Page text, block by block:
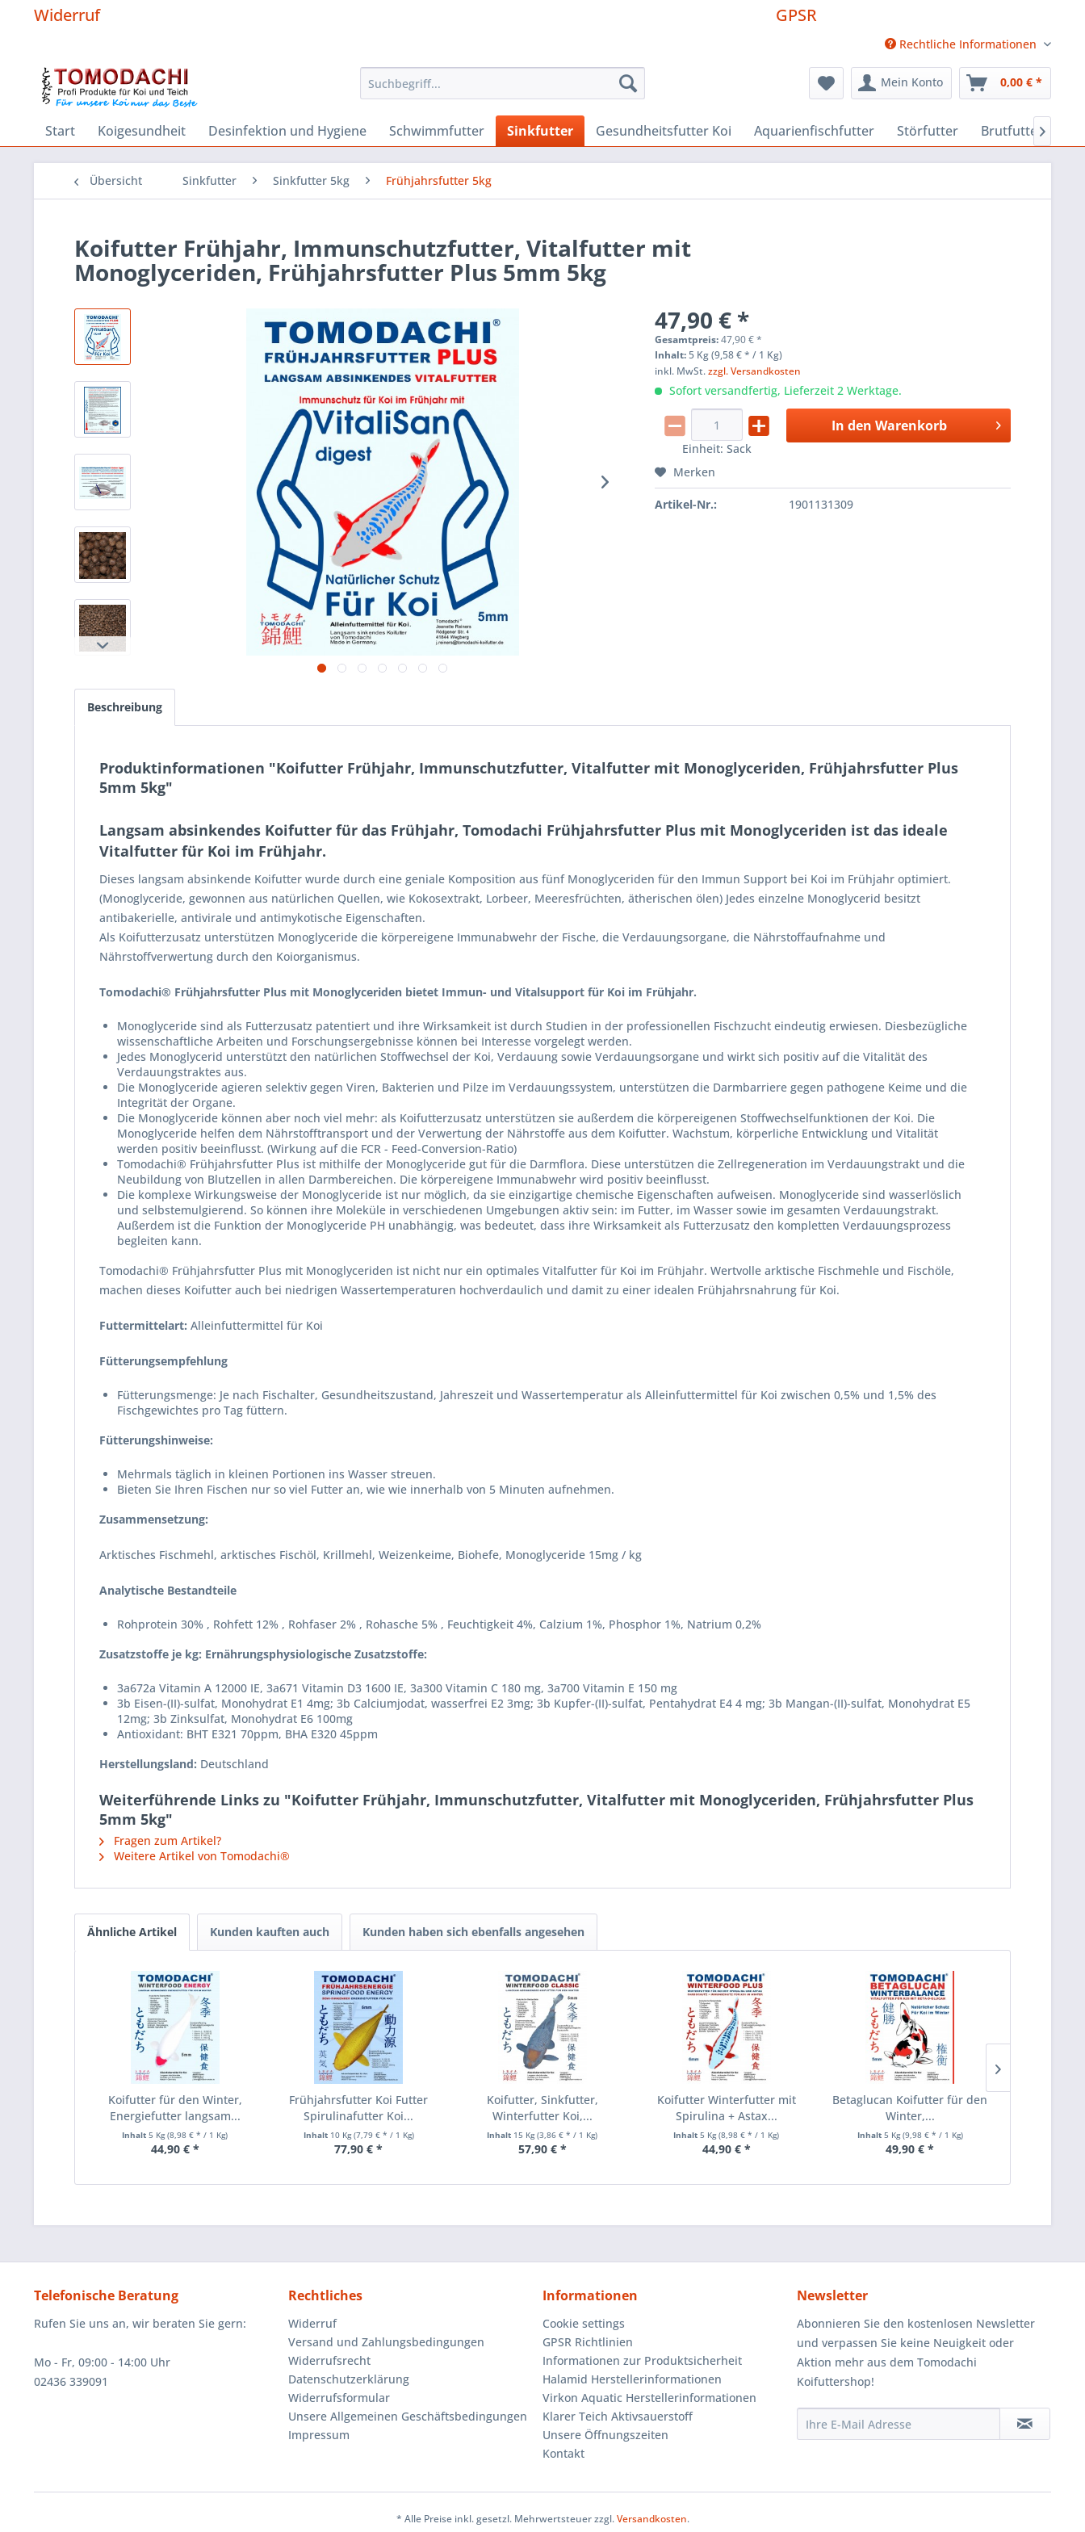
Widerruf GPSR
Rechtliche Informationen
Mein Konto 0,00 € *
Start Koigesundheit Desinfektion und Hygiene Schwimmfutter Sinkfutter Gesundheitsfutter Koi Aquarienfischfutter Störfutter Brutfutter
Übersicht Sinkfutter Sinkfutter 5kg Frühjahrsfutter 5kg
Koifutter Frühjahr, Immunschutzfutter, Vitalfutter mit
Monoglyceriden, Frühjahrsfutter Plus 5mm 5kg
47,90 € *
Gesamtpreis:47,90€*
Inhalt:5 Kg (9,58 € * / 1 Kg)
inkl. MwSt.zzgl. Versandkosten
Sofort versandfertig, Lieferzeit 2 Werktage.
Einheit:Sack
In den Warenkorb
Merken
Artikel-Nr.: 1901131309
Beschreibung
Produktinformationen "Koifutter Frühjahr, Immunschutzfutter, Vitalfutter mit Monoglyceriden, Frühjahrsfutter Plus
5mm 5kg"
Langsam absinkendes Koifutter für das Frühjahr, Tomodachi Frühjahrsfutter Plus mit Monoglyceriden ist das ideale
Vitalfutter für Koi im Frühjahr.
Dieses langsam absinkende Koifutter wurde durch eine geniale Komposition aus fünf Monoglyceriden für den Immun Support bei Koi im Frühjahr optimiert.
(Monoglyceride, gewonnen aus natürlichen Quellen, wie Kokosextrakt, Lorbeer, Meeresfrüchten, ätherischen ölen) Jedes einzelne Monoglycerid besitzt
antibakerielle, antivirale und antimykotische Eigenschaften.
Als Koifutterzusatz unterstützen Monoglyceride die körpereigene Immunabwehr der Fische, die Verdauungsorgane, die Nährstoffaufnahme und
Nährstoffverwertung durch den Koiorganismus.
Tomodachi® Frühjahrsfutter Plus mit Monoglyceriden bietet Immun- und Vitalsupport für Koi im Frühjahr.
Monoglyceride sind als Futterzusatz patentiert und ihre Wirksamkeit ist durch Studien in der professionellen Fischzucht eindeutig erwiesen. Diesbezügliche
wissenschaftliche Arbeiten und Forschungsergebnisse können bei Interesse vorgelegt werden.
Jedes Monoglycerid unterstützt den natürlichen Stoffwechsel der Koi, Verdauung sowie Verdauungsorgane und wirkt sich positiv auf die Vitalität des
Verdauungstraktes aus.
Die Monoglyceride agieren selektiv gegen Viren, Bakterien und Pilze im Verdauungssystem, unterstützen die Darmbarriere gegen pathogene Keime und die
Integrität der Organe.
Die Monoglyceride können aber noch viel mehr: als Koifutterzusatz unterstützen sie außerdem die körpereigenen Stoffwechselfunktionen der Koi. Die
Monoglyceride helfen dem Nährstofftransport und der Verwertung der Nährstoffe aus dem Koifutter. Wachstum, körperliche Entwicklung und Vitalität
werden positiv beeinflusst. (Wirkung auf die FCR - Feed-Conversion-Ratio)
Tomodachi® Frühjahrsfutter Plus ist mithilfe der Monoglyceride gut für die Darmflora. Diese unterstützen die Zellregeneration im Verdauungstrakt und die
Neubildung von Blutzellen in allen Darmbereichen. Die körpereigene Immunabwehr wird positiv beeinflusst.
Die komplexe Wirkungsweise der Monoglyceride ist nur möglich, da sie einzigartige chemische Eigenschaften aufweisen. Monoglyceride sind wasserlöslich
und selbstemulgierend. So können ihre Moleküle in verschiedenen Umgebungen aktiv sein: im Futter, im Wasser sowie im gesamten Verdauungstrakt.
Außerdem ist die Funktion der Monoglyceride PH unabhängig, was bedeutet, dass ihre Wirksamkeit als Futterzusatz den kompletten Verdauungsprozess
begleiten kann.
Tomodachi® Frühjahrsfutter Plus mit Monoglyceriden ist nicht nur ein optimales Vitalfutter für Koi im Frühjahr. Wertvolle arktische Fischmehle und Fischöle,
machen dieses Koifutter auch bei niedrigen Wassertemperaturen hochverdaulich und damit zu einer idealen Frühjahrsnahrung für Koi.
Futtermittelart: Alleinfuttermittel für Koi
Fütterungsempfehlung
Fütterungsmenge: Je nach Fischalter, Gesundheitszustand, Jahreszeit und Wassertemperatur als Alleinfuttermittel für Koi zwischen 0,5% und 1,5% des
Fischgewichtes pro Tag füttern.
Fütterungshinweise:
Mehrmals täglich in kleinen Portionen ins Wasser streuen.
Bieten Sie Ihren Fischen nur so viel Futter an, wie wie innerhalb von 5 Minuten aufnehmen.
Zusammensetzung:
Arktisches Fischmehl, arktisches Fischöl, Krillmehl, Weizenkeime, Biohefe, Monoglyceride 15mg / kg
Analytische Bestandteile
Rohprotein 30% , Rohfett 12% , Rohfaser 2% , Rohasche 5% , Feuchtigkeit 4%, Calzium 1%, Phosphor 1%, Natrium 0,2%
Zusatzstoffe je kg: Ernährungsphysiologische Zusatzstoffe:
3a672a Vitamin A 12000 IE, 3a671 Vitamin D3 1600 IE, 3a300 Vitamin C 180 mg, 3a700 Vitamin E 150 mg
3b Eisen-(II)-sulfat, Monohydrat E1 4mg; 3b Calciumjodat, wasserfrei E2 3mg; 3b Kupfer-(II)-sulfat, Pentahydrat E4 4 mg; 3b Mangan-(II)-sulfat, Monohydrat E5
12mg; 3b Zinksulfat, Monohydrat E6 100mg
Antioxidant: BHT E321 70ppm, BHA E320 45ppm
Herstellungsland: Deutschland
Weiterführende Links zu "Koifutter Frühjahr, Immunschutzfutter, Vitalfutter mit Monoglyceriden, Frühjahrsfutter Plus
5mm 5kg"
Fragen zum Artikel?
Weitere Artikel von Tomodachi®
Ähnliche Artikel Kunden kauften auch Kunden haben sich ebenfalls angesehen
Koifutter für den Winter,
Energiefutter langsam...
Inhalt5 Kg(8,98 € * / 1 Kg)
44,90 € *
Frühjahrsfutter Koi Futter
Spirulinafutter Koi...
Inhalt 10 Kg(7,79 € * / 1 Kg)
77,90 € *
Koifutter, Sinkfutter,
Winterfutter Koi,...
Inhalt 15 Kg(3,86 € * / 1 Kg)
57,90 € *
Koifutter Winterfutter mit
Spirulina + Astax...
Inhalt5 Kg(8,98 € * / 1 Kg)
44,90 € *
Betaglucan Koifutter für den
Winter,...
Inhalt 5 Kg(9,98 € * / 1 Kg)
49,90 € *
Telefonische Beratung
Rufen Sie uns an, wir beraten Sie gern:
Mo - Fr, 09:00 - 14:00 Uhr
02436 339091
Rechtliches
Widerruf
Versand und Zahlungsbedingungen
Widerrufsrecht
Datenschutzerklärung
Widerrufsformular
Unsere Allgemeinen Geschäftsbedingungen
Impressum
Informationen
Cookie settings
GPSR Richtlinien
Informationen zur Produktsicherheit
Halamid Herstellerinformationen
Virkon Aquatic Herstellerinformationen
Klarer Teich Aktivsauerstoff
Unsere Öffnungszeiten
Kontakt
Newsletter
Abonnieren Sie den kostenlosen Newsletter
und verpassen Sie keine Neuigkeit oder
Aktion mehr aus dem Tomodachi
Koifuttershop!
* Alle Preise inkl. gesetzl. Mehrwertsteuer zzgl.Versandkosten.